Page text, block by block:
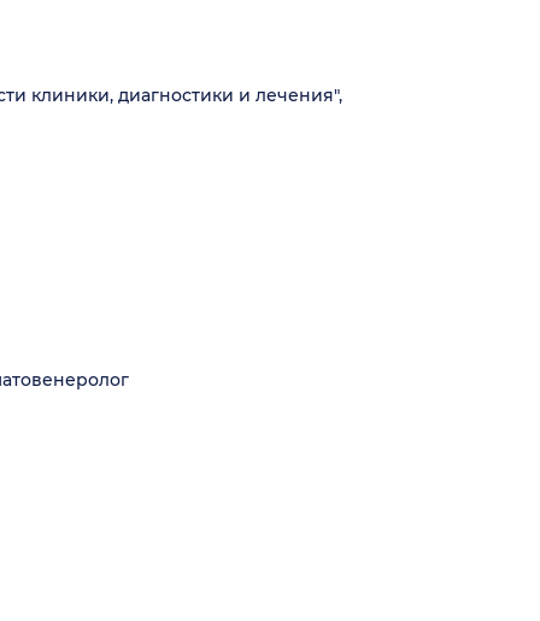
клиники, диагностики и лечения",